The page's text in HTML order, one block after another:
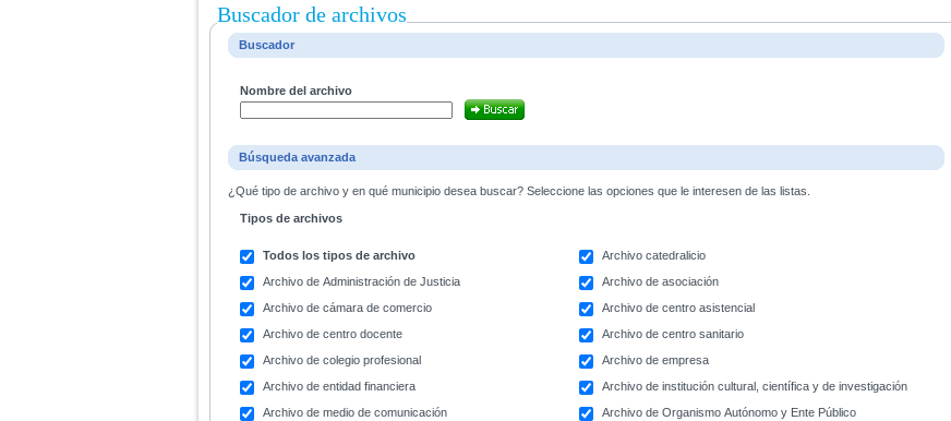
Buscador de archivos
Buscador
Nombre del archivo
Búsqueda avanzada
¿Qué tipo de archivo y en qué municipio desea buscar? Seleccione las opciones que le interesen de las listas.
Tipos de archivos
Todos los tipos de archivo
Archivo catedralicio
Archivo de Administración de Justicia
Archivo de asociación
Archivo de cámara de comercio
Archivo de centro asistencial
Archivo de centro docente
Archivo de centro sanitario
Archivo de colegio profesional
Archivo de empresa
Archivo de entidad financiera
Archivo de institución cultural, científica y de investigación
Archivo de medio de comunicación
Archivo de Organismo Autónomo y Ente Público